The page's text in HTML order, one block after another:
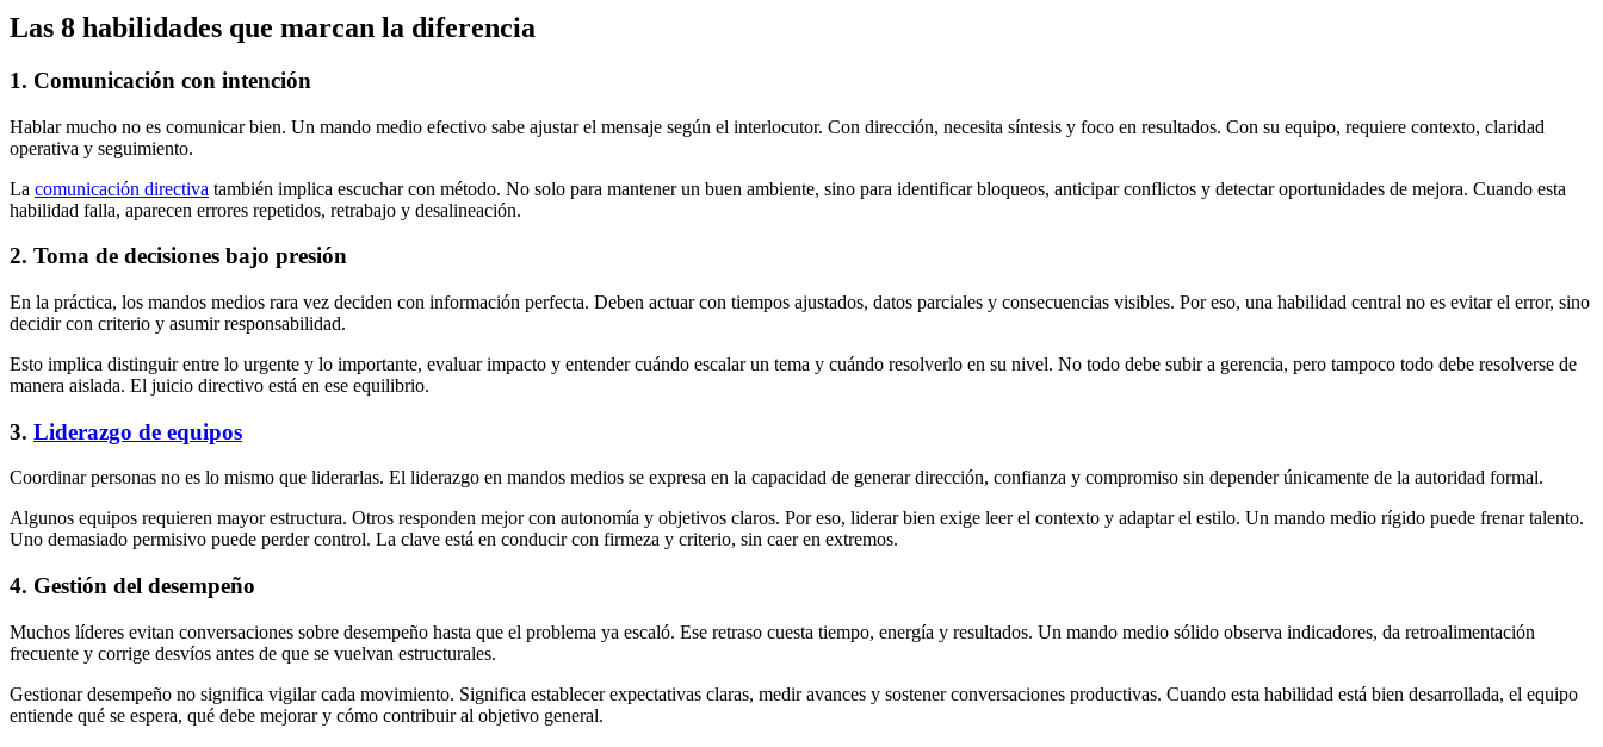
Las 8 habilidades que marcan la diferencia
1. Comunicación con intención
Hablar mucho no es comunicar bien. Un mando medio efectivo sabe ajustar el mensaje según el interlocutor. Con dirección, necesita síntesis y foco en resultados. Con su equipo, requiere contexto, claridad
operativa y seguimiento.
La comunicación directiva también implica escuchar con método. No solo para mantener un buen ambiente, sino para identificar bloqueos, anticipar conflictos y detectar oportunidades de mejora. Cuando esta
habilidad falla, aparecen errores repetidos, retrabajo y desalineación.
2. Toma de decisiones bajo presión
En la práctica, los mandos medios rara vez deciden con información perfecta. Deben actuar con tiempos ajustados, datos parciales y consecuencias visibles. Por eso, una habilidad central no es evitar el error, sino
decidir con criterio y asumir responsabilidad.
Esto implica distinguir entre lo urgente y lo importante, evaluar impacto y entender cuándo escalar un tema y cuándo resolverlo en su nivel. No todo debe subir a gerencia, pero tampoco todo debe resolverse de
manera aislada. El juicio directivo está en ese equilibrio.
3. Liderazgo de equipos
Coordinar personas no es lo mismo que liderarlas. El liderazgo en mandos medios se expresa en la capacidad de generar dirección, confianza y compromiso sin depender únicamente de la autoridad formal.
Algunos equipos requieren mayor estructura. Otros responden mejor con autonomía y objetivos claros. Por eso, liderar bien exige leer el contexto y adaptar el estilo. Un mando medio rígido puede frenar talento.
Uno demasiado permisivo puede perder control. La clave está en conducir con firmeza y criterio, sin caer en extremos.
4. Gestión del desempeño
Muchos líderes evitan conversaciones sobre desempeño hasta que el problema ya escaló. Ese retraso cuesta tiempo, energía y resultados. Un mando medio sólido observa indicadores, da retroalimentación
frecuente y corrige desvíos antes de que se vuelvan estructurales.
Gestionar desempeño no significa vigilar cada movimiento. Significa establecer expectativas claras, medir avances y sostener conversaciones productivas. Cuando esta habilidad está bien desarrollada, el equipo
entiende qué se espera, qué debe mejorar y cómo contribuir al objetivo general.